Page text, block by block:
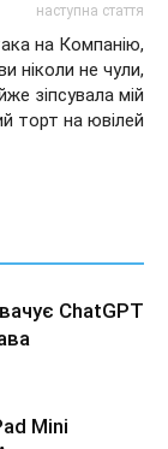
наступна стаття
на Компанію,
ніколи не чули,
зіпсувала мій
торт на ювілей
ChatGPT
Mini